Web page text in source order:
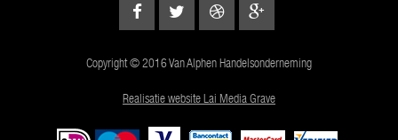
Copyright © 2016 Van Alphen Handelsonderneming
Realisatie website Lai Media Grave